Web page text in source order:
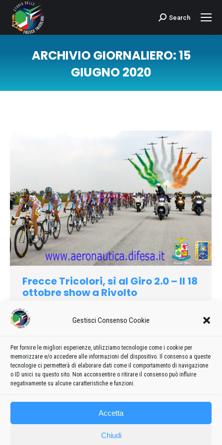
Gestisci Consenso Cookie
Per fornire le migliori esperienze, utilizziamo tecnologie come i cookie per
memorizzare e/o accedere alle informazioni del dispositivo. Il consenso a queste
tecnologie ci permetterà di elaborare dati come il comportamento di navigazione
o ID unici su questo sito. Non acconsentire o ritirare il consenso può influire
negativamente su alcune caratteristiche e funzioni.
Accetta
Chiudi
Cerca:Search
ARCHIVIO GIORNALIERO:15
GIUGNO 2020
Frecce Tricolori, sì al Giro 2.0 – Il 18
ottobre show a Rivolto
2020
Ieri era atteso un via libera in “salsa” friulana per la ripartenza
gare senza precedenti in poco più di tre mesi per cercare di
attutire le conseguenze, anche economiche, sul movimento
del tifone coronavirus.